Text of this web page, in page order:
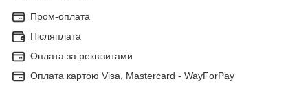
Пром-оплата
Післяплата
Оплата за реквізитами
Оплата картою Visa, Mastercard - WayForPay